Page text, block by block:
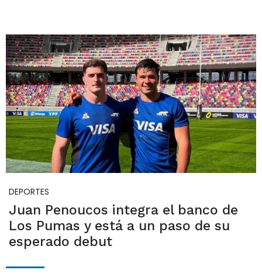
DEPORTES
Juan Penoucos integra el banco de
Los Pumas y está a un paso de su
esperado debut